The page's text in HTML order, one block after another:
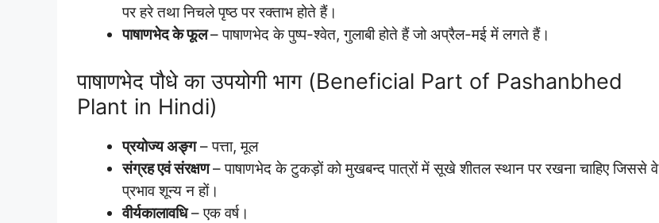
पर हरे तथा निचले पृष्ठ पर रक्ताभ होते हैं।
पाषाणभेद के फूल– पाषाणभेद के पुष्प-श्वेत, गुलाबी होते हैं जो अप्रैल-मई में लगते हैं।
पाषाणभेद पौधे का उपयोगी भाग (Beneficial Part of Pashanbhed
Plant in Hindi)
प्रयोज्य अङ्ग– पत्ता, मूल
संग्रह एवं संरक्षण– पाषाणभेद के टुकड़ों को मुखबन्द पात्रों में सूखे शीतल स्थान पर रखना चाहिए जिससे वे
प्रभाव शून्य न हों।
वीर्यकालावधि– एक वर्ष।